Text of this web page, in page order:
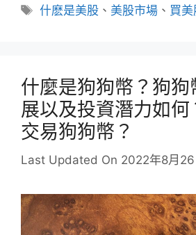
類
標
什麽是美股 、 美股市場 、 買
什麼是狗狗幣？狗狗
展以及投資潛力如何
交易狗狗幣？
Last Updated On 2022年8月26